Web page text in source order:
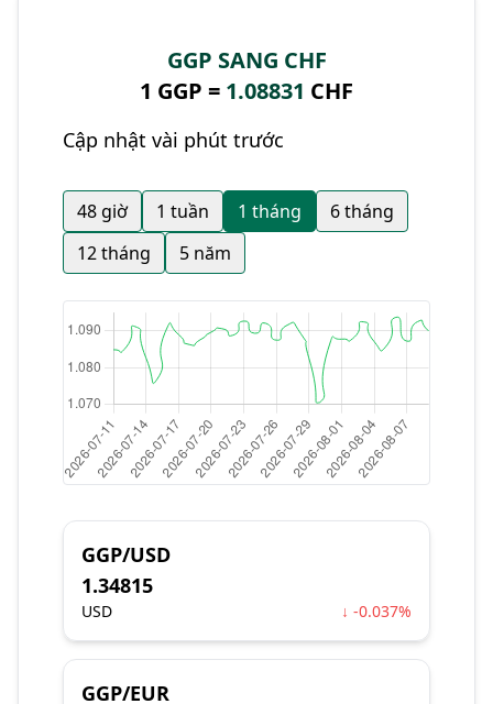
GGP SANG CHF
1 GGP = 1.08831 CHF
Cập nhật vài phút trước
48 giờ 1 tuần 1 tháng
6 tháng
12 tháng
5 năm
GGP/USD
1.34815
USD ↓ -0.037%
GGP/EUR